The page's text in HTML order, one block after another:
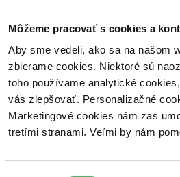
Môžeme pracovať s cookies a
Aby sme vedeli, ako sa na našom
zbierame cookies. Niektoré sú
toho používame analytické
vás zlepšovať. Personalizačné
Marketingové cookies nám zas
tretími stranami. Veľmi by nám
Poukážky Kontakt